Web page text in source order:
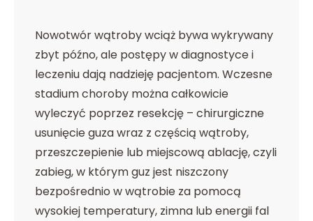
Nowotwór wątroby wciąż bywa wykrywany
zbyt późno, ale postępy w diagnostyce i
leczeniu dają nadzieję pacjentom. Wczesne
stadium choroby można całkowicie
wyleczyć poprzez resekcję – chirurgiczne
usunięcie guza wraz z częścią wątroby,
przeszczepienie lub miejscową ablację, czyli
zabieg, w którym guz jest niszczony
bezpośrednio w wątrobie za pomocą
wysokiej temperatury, zimna lub energii fal